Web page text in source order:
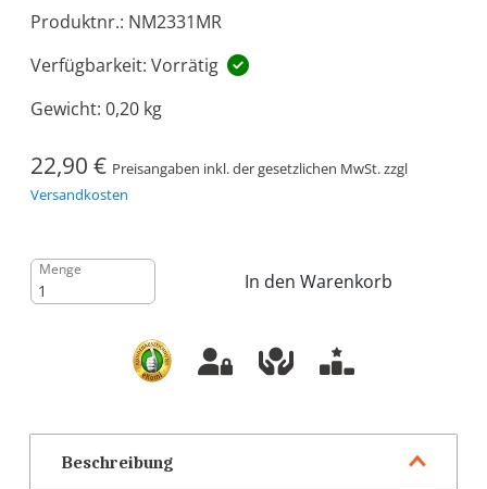
Produktnr.: NM2331MR
Verfügbarkeit: Vorrätig
Gewicht: 0,20 kg
22,90 € Preisangaben inkl. der gesetzlichen MwSt. zzgl
Versandkosten
Menge
In den Warenkorb
Beschreibung